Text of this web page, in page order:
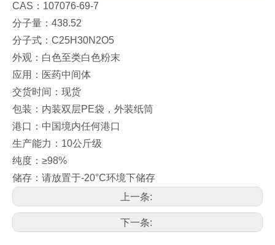
CAS：107076-69-7
分子量：438.52
分子式：C25H30N2O5
外观：白色至类白色粉末
应用：医药中间体
交货时间：现货
包装：内装双层PE袋，外装纸筒
港口：中国境内任何港口
生产能力：10公斤级
纯度：≥98%
储存：请放置于-20°C环境下储存
上一条:
下一条: